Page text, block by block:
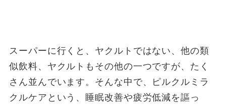
スーパーに行くと、ヤクルトではない、他の類
似飲料、ヤクルトもその他の一つですが、たく
さん並んでいます。そんな中で、ピルクルミラ
クルケアという、睡眠改善や疲労低減を謳っ